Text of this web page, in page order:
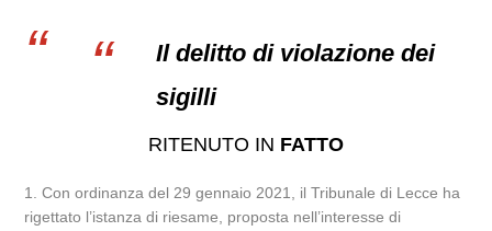
Il delitto di violazione dei
sigilli
RITENUTO IN FATTO
1. Con ordinanza del 29 gennaio 2021, il Tribunale di Lecce ha
rigettato l’istanza di riesame, proposta nell’interesse di